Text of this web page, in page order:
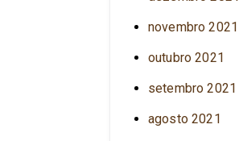
novembro 2021
outubro 2021
setembro 2021
agosto 2021